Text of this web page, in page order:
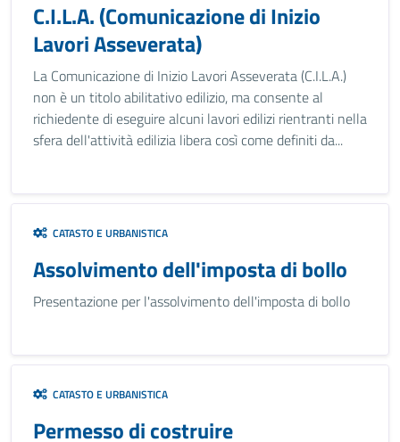
C.I.L.A. (Comunicazione di Inizio
Lavori Asseverata)
La Comunicazione di Inizio Lavori Asseverata (C.I.L.A.)
non è un titolo abilitativo edilizio, ma consente al
richiedente di eseguire alcuni lavori edilizi rientranti nella
sfera dell'attività edilizia libera così come definiti da...
CATASTO E URBANISTICA
Assolvimento dell'imposta di bollo
Presentazione per l'assolvimento dell'imposta di bollo
CATASTO E URBANISTICA
Permesso di costruire